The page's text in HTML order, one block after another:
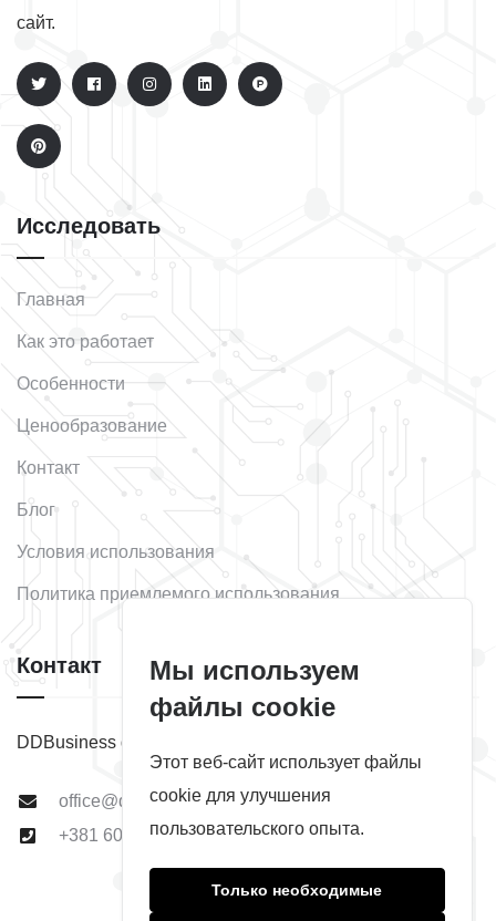
сайт.
Исследовать
Главная
Как это работает
Особенности
Ценообразование
Контакт
Блог
Условия использования
Политика приемлемого использования
Контакт
DDBusiness d.o.o. Суботица
office@ddbusiness.rs
+381 60 511 22 01
Мы используем
файлы cookie
Этот веб-сайт использует файлы
cookie для улучшения
пользовательского опыта.
Только необходимые